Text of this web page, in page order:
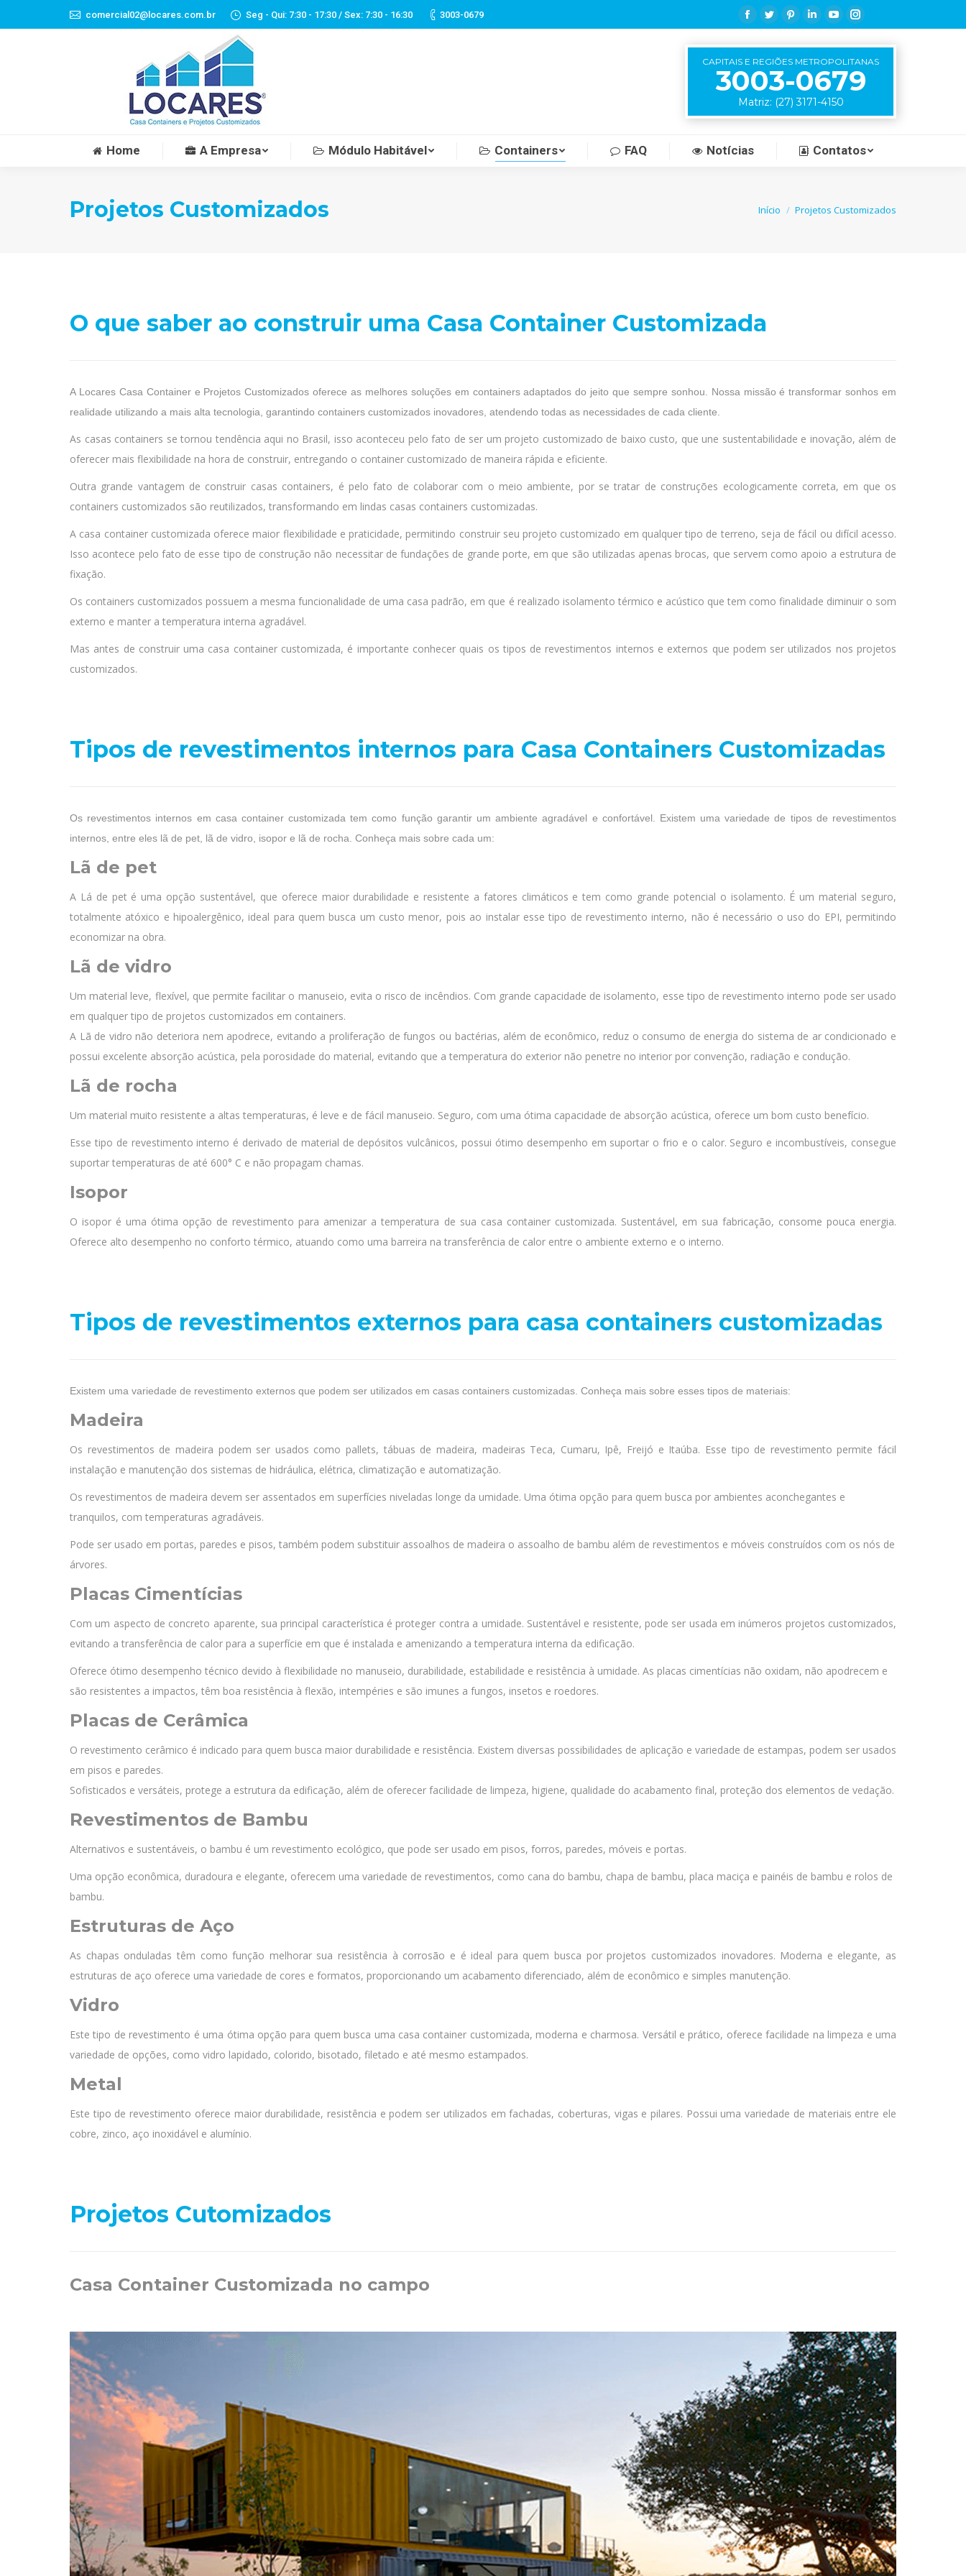
comercial02@locares.com.br Seg - Qui: 7:30 - 17:30 / Sex: 7:30 - 16:30 3003-0679
Facebook
TwitterPinterestLinkedinYouTubeInstagram
CAPITAIS E REGIÕES METROPOLITANAS
3003-0679
Matriz: (27) 3171-4150
Home A Empresa Módulo Habitável Containers FAQ Notícias Contatos
Projetos Customizados Início Projetos Customizados
O que saber ao construir uma Casa Container Customizada
A Locares Casa Container e Projetos Customizados oferece as melhores soluções em containers adaptados do jeito que sempre sonhou. Nossa missão é transformar sonhos em
realidade utilizando a mais alta tecnologia, garantindo containers customizados inovadores, atendendo todas as necessidades de cada cliente.
As casas containers se tornou tendência aqui no Brasil, isso aconteceu pelo fato de ser um projeto customizado de baixo custo, que une sustentabilidade e inovação, além de
oferecer mais flexibilidade na hora de construir, entregando o container customizado de maneira rápida e eficiente.
Outra grande vantagem de construir casas containers, é pelo fato de colaborar com o meio ambiente, por se tratar de construções ecologicamente correta, em que os
containers customizados são reutilizados, transformando em lindas casas containers customizadas.
A casa container customizada oferece maior flexibilidade e praticidade, permitindo construir seu projeto customizado em qualquer tipo de terreno, seja de fácil ou difícil acesso.
Isso acontece pelo fato de esse tipo de construção não necessitar de fundações de grande porte, em que são utilizadas apenas brocas, que servem como apoio a estrutura de
fixação.
Os containers customizados possuem a mesma funcionalidade de uma casa padrão, em que é realizado isolamento térmico e acústico que tem como finalidade diminuir o som
externo e manter a temperatura interna agradável.
Mas antes de construir uma casa container customizada, é importante conhecer quais os tipos de revestimentos internos e externos que podem ser utilizados nos projetos
customizados.
Tipos de revestimentos internos para Casa Containers Customizadas
Os revestimentos internos em casa container customizada tem como função garantir um ambiente agradável e confortável. Existem uma variedade de tipos de revestimentos
internos, entre eles lã de pet, lã de vidro, isopor e lã de rocha. Conheça mais sobre cada um:
Lã de pet
A Lá de pet é uma opção sustentável, que oferece maior durabilidade e resistente a fatores climáticos e tem como grande potencial o isolamento. É um material seguro,
totalmente atóxico e hipoalergênico, ideal para quem busca um custo menor, pois ao instalar esse tipo de revestimento interno, não é necessário o uso do EPI, permitindo
economizar na obra.
Lã de vidro
Um material leve, flexível, que permite facilitar o manuseio, evita o risco de incêndios. Com grande capacidade de isolamento, esse tipo de revestimento interno pode ser usado
em qualquer tipo de projetos customizados em containers.
A Lã de vidro não deteriora nem apodrece, evitando a proliferação de fungos ou bactérias, além de econômico, reduz o consumo de energia do sistema de ar condicionado e
possui excelente absorção acústica, pela porosidade do material, evitando que a temperatura do exterior não penetre no interior por convenção, radiação e condução.
Lã de rocha
Um material muito resistente a altas temperaturas, é leve e de fácil manuseio. Seguro, com uma ótima capacidade de absorção acústica, oferece um bom custo benefício.
Esse tipo de revestimento interno é derivado de material de depósitos vulcânicos, possui ótimo desempenho em suportar o frio e o calor. Seguro e incombustíveis, consegue
suportar temperaturas de até 600° C e não propagam chamas.
Isopor
O isopor é uma ótima opção de revestimento para amenizar a temperatura de sua casa container customizada. Sustentável, em sua fabricação, consome pouca energia.
Oferece alto desempenho no conforto térmico, atuando como uma barreira na transferência de calor entre o ambiente externo e o interno.
Tipos de revestimentos externos para casa containers customizadas
Existem uma variedade de revestimento externos que podem ser utilizados em casas containers customizadas. Conheça mais sobre esses tipos de materiais:
Madeira
Os revestimentos de madeira podem ser usados como pallets, tábuas de madeira, madeiras Teca, Cumaru, Ipê, Freijó e Itaúba. Esse tipo de revestimento permite fácil
instalação e manutenção dos sistemas de hidráulica, elétrica, climatização e automatização.
Os revestimentos de madeira devem ser assentados em superfícies niveladas longe da umidade. Uma ótima opção para quem busca por ambientes aconchegantes e
tranquilos, com temperaturas agradáveis.
Pode ser usado em portas, paredes e pisos, também podem substituir assoalhos de madeira o assoalho de bambu além de revestimentos e móveis construídos com os nós de
árvores.
Placas Cimentícias
Com um aspecto de concreto aparente, sua principal característica é proteger contra a umidade. Sustentável e resistente, pode ser usada em inúmeros projetos customizados,
evitando a transferência de calor para a superfície em que é instalada e amenizando a temperatura interna da edificação.
Oferece ótimo desempenho técnico devido à flexibilidade no manuseio, durabilidade, estabilidade e resistência à umidade. As placas cimentícias não oxidam, não apodrecem e
são resistentes a impactos, têm boa resistência à flexão, intempéries e são imunes a fungos, insetos e roedores.
Placas de Cerâmica
O revestimento cerâmico é indicado para quem busca maior durabilidade e resistência. Existem diversas possibilidades de aplicação e variedade de estampas, podem ser usados
em pisos e paredes.
Sofisticados e versáteis, protege a estrutura da edificação, além de oferecer facilidade de limpeza, higiene, qualidade do acabamento final, proteção dos elementos de vedação.
Revestimentos de Bambu
Alternativos e sustentáveis, o bambu é um revestimento ecológico, que pode ser usado em pisos, forros, paredes, móveis e portas.
Uma opção econômica, duradoura e elegante, oferecem uma variedade de revestimentos, como cana do bambu, chapa de bambu, placa maciça e painéis de bambu e rolos de
bambu.
Estruturas de Aço
As chapas onduladas têm como função melhorar sua resistência à corrosão e é ideal para quem busca por projetos customizados inovadores. Moderna e elegante, as
estruturas de aço oferece uma variedade de cores e formatos, proporcionando um acabamento diferenciado, além de econômico e simples manutenção.
Vidro
Este tipo de revestimento é uma ótima opção para quem busca uma casa container customizada, moderna e charmosa. Versátil e prático, oferece facilidade na limpeza e uma
variedade de opções, como vidro lapidado, colorido, bisotado, filetado e até mesmo estampados.
Metal
Este tipo de revestimento oferece maior durabilidade, resistência e podem ser utilizados em fachadas, coberturas, vigas e pilares. Possui uma variedade de materiais entre ele
cobre, zinco, aço inoxidável e alumínio.
Projetos Cutomizados
Casa Container Customizada no campo